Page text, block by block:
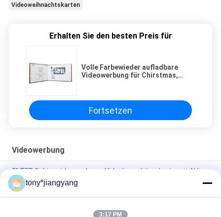
Videoweihnachtskarten
Erhalten Sie den besten Preis für
Volle Farbewieder aufladbare
Videowerbung für Chirstmas,
Fortsetzen
Videowerbung
5" TFT-Schirmvideowerbung, Videobroschürenkarte mit Akku
Kundenspezifischer LuxusLCD-Bildschirm-Videowerbung mit
Broschüren-Broschüre HD LED 2GB Gedächtnis-A5 A4
tony*jiangyang
3:17 PM